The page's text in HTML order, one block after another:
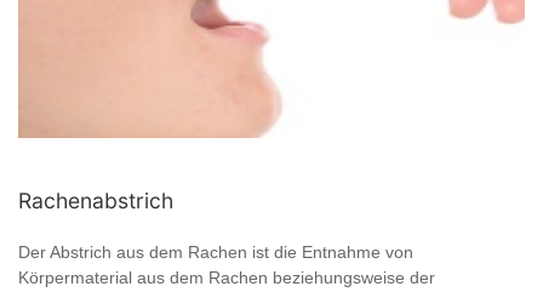
Rachenabstrich
Der Abstrich aus dem Rachen ist die Entnahme von
Körpermaterial aus dem Rachen beziehungsweise der